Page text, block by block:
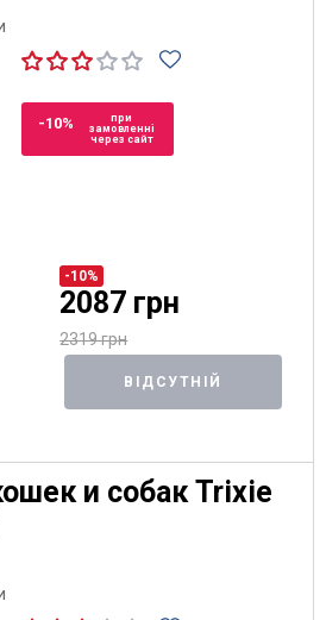
-10%
при
замовленні
через сайт
-10%
2087 грн
2319 грн
ВІДСУТНІЙ
и собак Trixie